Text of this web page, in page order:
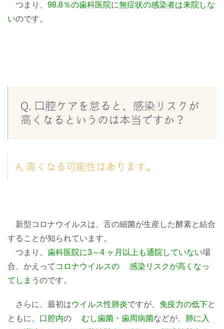
つまり、 98.8％の歯科医院に無症状の感染者は来院しな
いのです。
Q. 口腔ケアを怠ると、感染リスクが
高くなるというのは本当ですか？
A. 高くなる可能性はあります。
新型コロナウイルスは、舌の細菌が生産した酵素と結合
することが知られています。
つまり、 歯科医院に3～4 ヶ月以上も通院していない場
合、かえって コロナウイルスの 感染リスクが高くなっ
てしまう のです。
さらに、最初はウイルス性肺炎ですが、 免疫力の低下と
ともに、 口腔内の むし歯菌・歯周病菌などが、 肺に入